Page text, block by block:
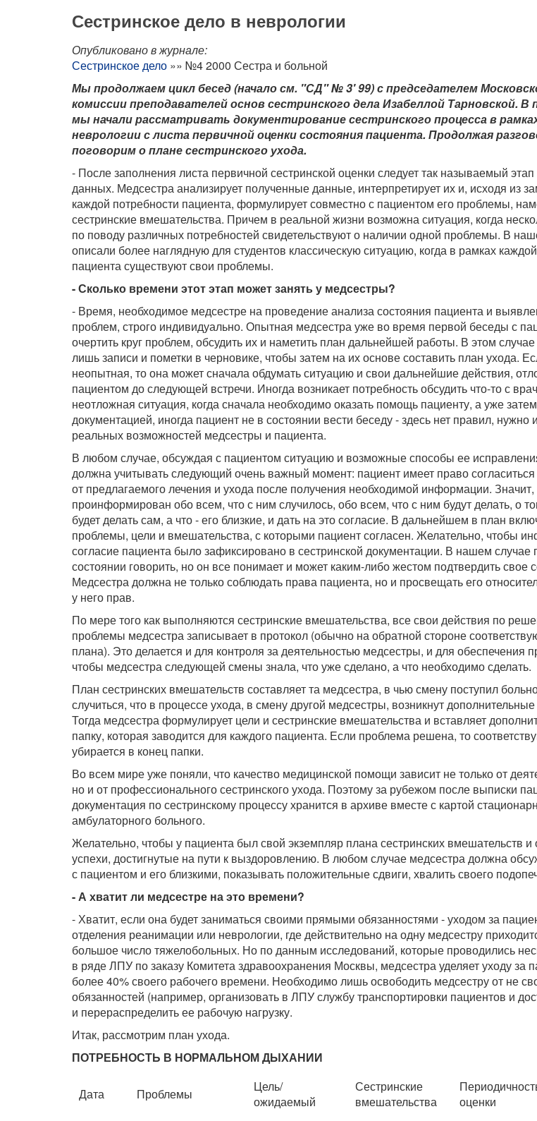
Сестринское дело в неврологии
Опубликовано в журнале:
Сестринское дело »» №4 2000 Сестра и больной
Мы продолжаем цикл бесед (начало см. "СД" № 3' 99) с председателем
комиссии преподавателей основ сестринского дела Изабеллой Тарновской.
мы начали рассматривать документирование сестринского процесса в
неврологии с листа первичной оценки состояния пациента. Продолжая
поговорим о плане сестринского ухода.
- После заполнения листа первичной сестринской оценки следует так называемый
данных. Медсестра анализирует полученные данные, интерпретирует их и, исходя из
каждой потребности пациента, формулирует совместно с пациентом его проблемы,
сестринские вмешательства. Причем в реальной жизни возможна ситуация, когда
по поводу различных потребностей свидетельствуют о наличии одной проблемы. В
описали более наглядную для студентов классическую ситуацию, когда в рамках
пациента существуют свои проблемы.
- Сколько времени этот этап может занять у медсестры?
- Время, необходимое медсестре на проведение анализа состояния пациента и
проблем, строго индивидуально. Опытная медсестра уже во время первой беседы с
очертить круг проблем, обсудить их и наметить план дальнейшей работы. В этом
лишь записи и пометки в черновике, чтобы затем на их основе составить план ухода.
неопытная, то она может сначала обдумать ситуацию и свои дальнейшие действия,
пациентом до следующей встречи. Иногда возникает потребность обсудить что-то с
неотложная ситуация, когда сначала необходимо оказать помощь пациенту, а уже
документацией, иногда пациент не в состоянии вести беседу - здесь нет правил, нужно
реальных возможностей медсестры и пациента.
В любом случае, обсуждая с пациентом ситуацию и возможные способы ее
должна учитывать следующий очень важный момент: пациент имеет право согласиться
от предлагаемого лечения и ухода после получения необходимой информации.
проинформирован обо всем, что с ним случилось, обо всем, что с ним будут делать, о
будет делать сам, а что - его близкие, и дать на это согласие. В дальнейшем в план
проблемы, цели и вмешательства, с которыми пациент согласен. Желательно, чтобы
согласие пациента было зафиксировано в сестринской документации. В нашем случае
состоянии говорить, но он все понимает и может каким-либо жестом подтвердить свое
Медсестра должна не только соблюдать права пациента, но и просвещать его
у него прав.
По мере того как выполняются сестринские вмешательства, все свои действия по
проблемы медсестра записывает в протокол (обычно на обратной стороне
плана). Это делается и для контроля за деятельностью медсестры, и для обеспечения
чтобы медсестра следующей смены знала, что уже сделано, а что необходимо сделать.
План сестринских вмешательств составляет та медсестра, в чью смену поступил
случиться, что в процессе ухода, в смену другой медсестры, возникнут
Тогда медсестра формулирует цели и сестринские вмешательства и вставляет
папку, которая заводится для каждого пациента. Если проблема решена, то
убирается в конец папки.
Во всем мире уже поняли, что качество медицинской помощи зависит не только от
но и от профессионального сестринского ухода. Поэтому за рубежом после выписки
документация по сестринскому процессу хранится в архиве вместе с картой
амбулаторного больного.
Желательно, чтобы у пациента был свой экземпляр плана сестринских вмешательств и
успехи, достигнутые на пути к выздоровлению. В любом случае медсестра должна
с пациентом и его близкими, показывать положительные сдвиги, хвалить своего
- А хватит ли медсестре на это времени?
- Хватит, если она будет заниматься своими прямыми обязанностями - уходом за
отделения реанимации или неврологии, где действительно на одну медсестру
большое число тяжелобольных. Но по данным исследований, которые проводились
в ряде ЛПУ по заказу Комитета здравоохранения Москвы, медсестра уделяет уходу за
более 40% своего рабочего времени. Необходимо лишь освободить медсестру от не
обязанностей (например, организовать в ЛПУ службу транспортировки пациентов и
и перераспределить ее рабочую нагрузку.
Итак, рассмотрим план ухода.
ПОТРЕБНОСТЬ В НОРМАЛЬНОМ ДЫХАНИИ
Дата Проблемы
Цель/
ожидаемый
Сестринские
вмешательства
оценки